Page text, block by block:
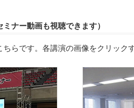
ナー動画も視聴できます）
ちらです。各講演の画像をクリッ